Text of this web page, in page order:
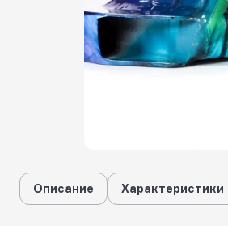
Описание Характеристики